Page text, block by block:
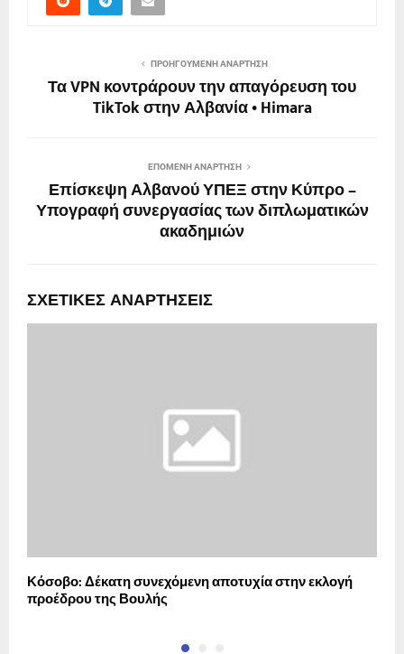
ΠΡΟΗΓΟΎΜΕΝΗ ΑΝΆΡΤΗΣΗ
Τα VPN κοντράρουν την απαγόρευση του
TikTok στην Αλβανία • Himara
ΕΠΌΜΕΝΗ ΑΝΆΡΤΗΣΗ
Επίσκεψη Αλβανού ΥΠΕΞ στην Κύπρο –
Υπογραφή συνεργασίας των διπλωματικών
ακαδημιών
ΣΧΕΤΙΚΈΣ ΑΝΑΡΤΉΣΕΙΣ
Κόσοβο: Δέκατη συνεχόμενη αποτυχία στην εκλογή
προέδρου της Βουλής